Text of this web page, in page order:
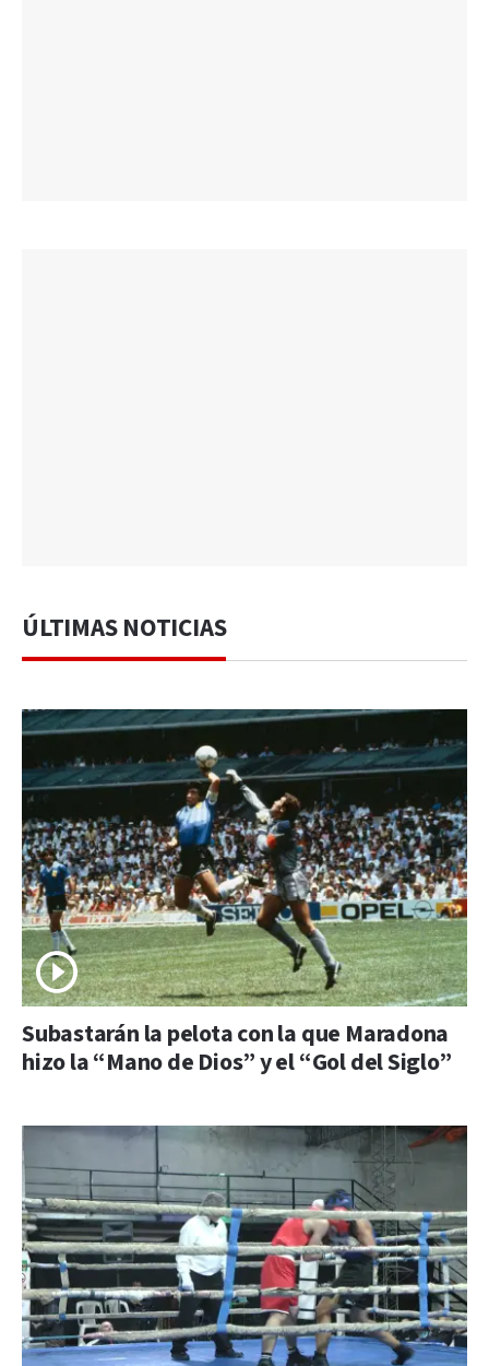
ÚLTIMAS NOTICIAS
Subastarán la pelota con la que Maradona
hizo la “Mano de Dios” y el “Gol del Siglo”